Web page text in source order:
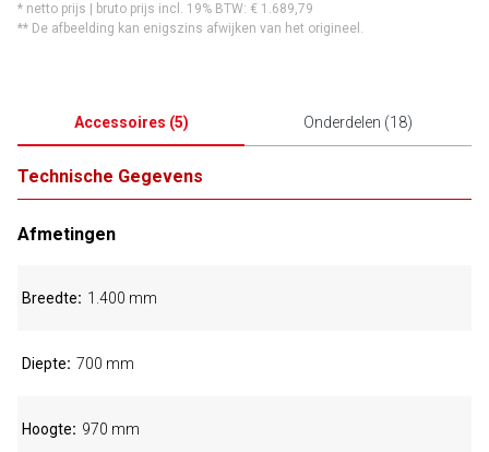
* netto prijs | bruto prijs incl. 19% BTW: € 1.689,79
** De afbeelding kan enigszins afwijken van het origineel.
Accessoires (5) Onderdelen (18)
Technische Gegevens
Afmetingen
Breedte 1.400 mm
Diepte 700 mm
Hoogte 970 mm